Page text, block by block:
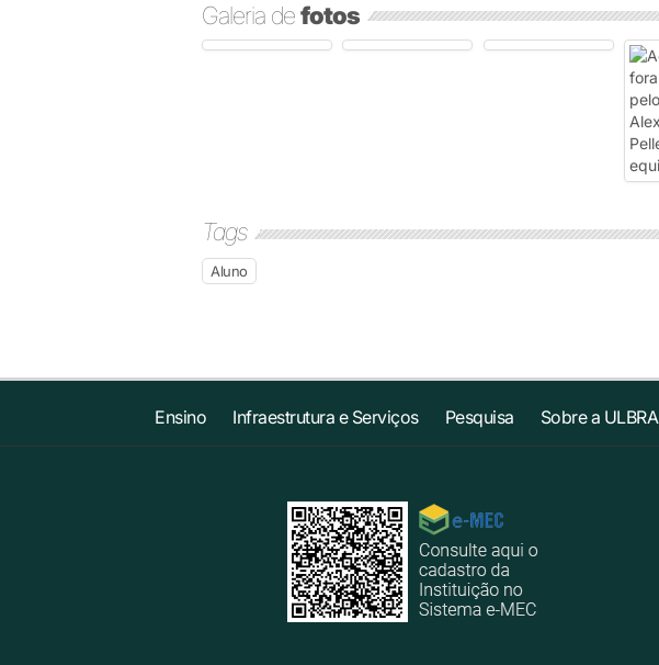
Galeria defotos
Tags
Aluno
Ensino Infraestrutura e Serviços Pesquisa Sobre a ULBRA